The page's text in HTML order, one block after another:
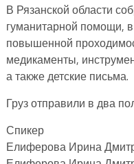
В Рязанской области
гуманитарной помощи,
повышенной
медикаменты,
а также детские письма.
Груз отправили в два
Спикер
Елиферова Ирина